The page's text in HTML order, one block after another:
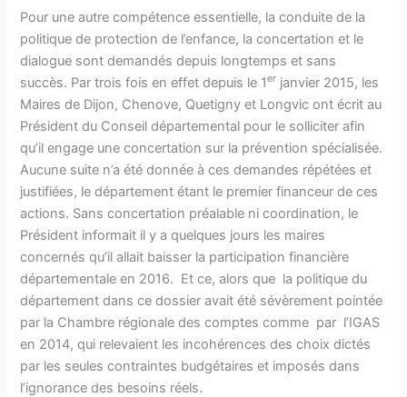
Pour une autre compétence essentielle, la conduite de la
politique de protection de l’enfance, la concertation et le
dialogue sont demandés depuis longtemps et sans
succès. Par trois fois en effet depuis le 1er janvier 2015, les
Maires de Dijon, Chenove, Quetigny et Longvic ont écrit au
Président du Conseil départemental pour le solliciter afin
qu’il engage une concertation sur la prévention spécialisée.
Aucune suite n’a été donnée à ces demandes répétées et
justifiées, le département étant le premier financeur de ces
actions. Sans concertation préalable ni coordination, le
Président informait il y a quelques jours les maires
concernés qu’il allait baisser la participation financière
départementale en 2016. Et ce, alors que la politique du
département dans ce dossier avait été sévèrement pointée
par la Chambre régionale des comptes comme par l’IGAS
en 2014, qui relevaient les incohérences des choix dictés
par les seules contraintes budgétaires et imposés dans
l’ignorance des besoins réels.